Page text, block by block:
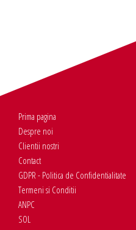
Prima pagina
Despre noi
Clientii nostri
Contact
GDPR - Politica de Confidentialitate
Termeni si Conditii
ANPC
SOL